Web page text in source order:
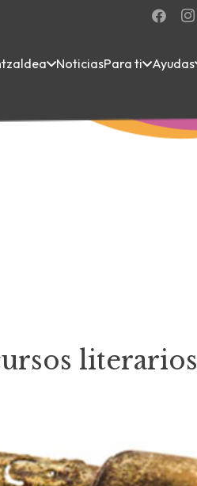
NoticiasPara ti Ayudas
literarios